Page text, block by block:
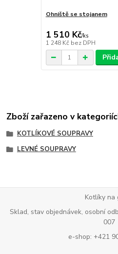
Ohniště se stojanem
1 510 Kč/ks
1 248 Kč bez DPH
Zboží zařazeno v
KOTLÍKOVÉ SOUPRAVY
LEVNÉ SOUPRAVY
Kotlíky na
Sklad, stav objednávek, osobní
007
e-shop: +421